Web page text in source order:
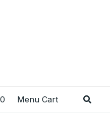
Menu Cart